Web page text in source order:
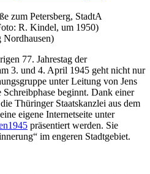
zum Petersberg, StadtA
R. Kindel, um 1950)
77. Jahrestag der
3. und 4. April 1945 geht nicht nur
unter Leitung von Jens
beginnt. Dank einer
Thüringer Staatskanzlei aus dem
eigene Internetseite unter
präsentiert werden. Sie
im engeren Stadtgebiet.